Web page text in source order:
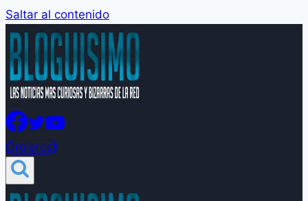
Saltar al contenido
Groleros!